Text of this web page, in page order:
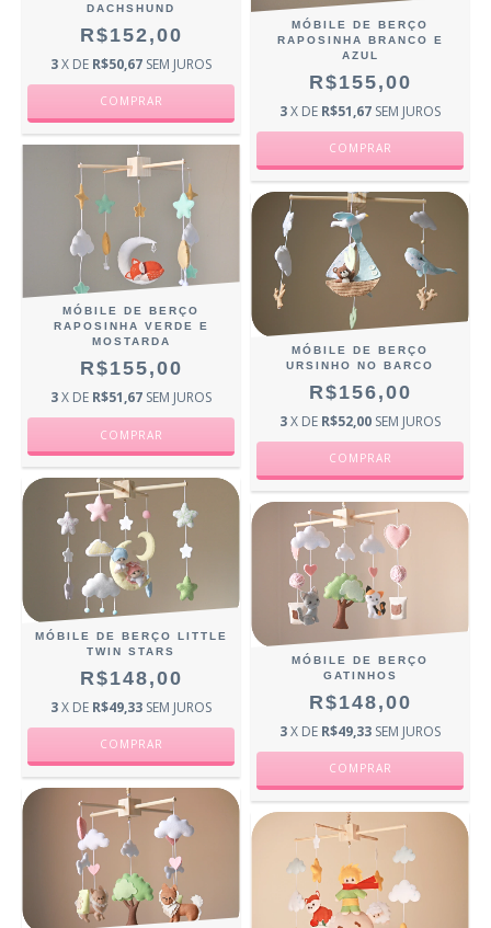
DACHSHUND
R$152,00
3X DE R$50,67 SEM JUROS
MÓBILE DE BERÇO
RAPOSINHA BRANCO E
AZUL
R$155,00
3X DE R$51,67 SEM JUROS
MÓBILE DE BERÇO
RAPOSINHA VERDE E
MOSTARDA
R$155,00
3X DE R$51,67 SEM JUROS
MÓBILE DE BERÇO
URSINHO NO BARCO
R$156,00
3X DE R$52,00 SEM JUROS
MÓBILE DE BERÇO LITTLE
TWIN STARS
R$148,00
3X DE R$49,33 SEM JUROS
MÓBILE DE BERÇO
GATINHOS
R$148,00
3X DE R$49,33 SEM JUROS